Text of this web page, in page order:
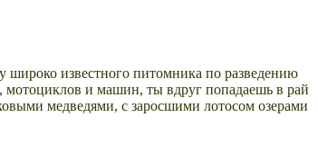
широко известного питомника по разведению
мотоциклов и машин, ты вдруг попадаешь в рай
медведями, с заросшими лотосом озерами